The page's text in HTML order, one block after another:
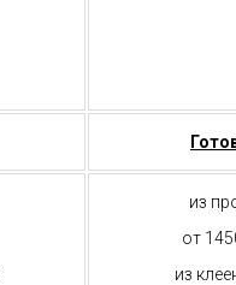
из
от
из